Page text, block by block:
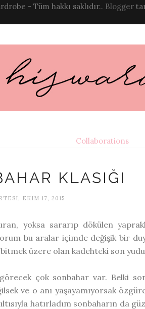
- Tüm hakkı saklıdır.. Blogger
Collaborations
KLASIĞI
EKIM 17, 2015
yoksa sararıp dökülen
bu aralar içimde değişik bir
bitmek üzere olan kadehteki son
çok sonbahar var. Belki
ve o anı yaşayamıyorsak
hatırladım sonbaharın da